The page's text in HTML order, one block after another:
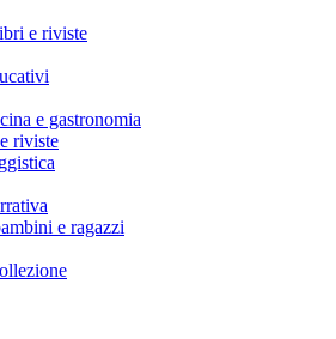
e riviste
e gastronomia
riviste
e ragazzi